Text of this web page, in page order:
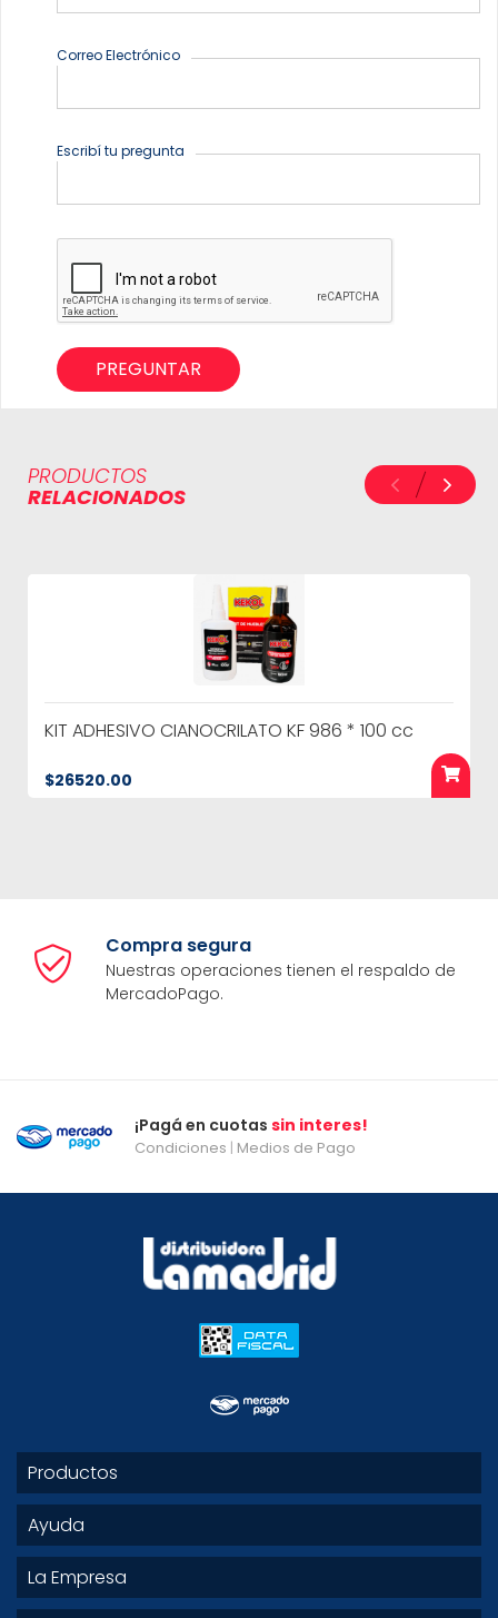
Correo Electrónico
Escribí tu pregunta
PREGUNTAR
PRODUCTOS
RELACIONADOS
KIT ADHESIVO CIANOCRILATO KF 986 * 100 cc
$26520.00
Compra segura
Nuestras operaciones tienen el respaldo de
MercadoPago.
¡Pagá en cuotas sin interes!
Condiciones | Medios de Pago
Productos
Ayuda
La Empresa